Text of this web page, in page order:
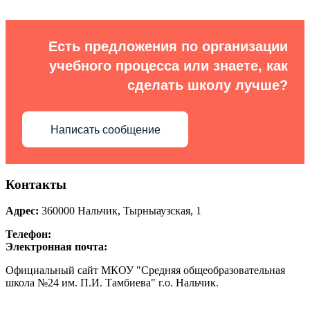
Есть предложения по организации
учебного процесса или знаете, как
сделать школу лучше?
Написать сообщение
Контакты
Адрес: 360000 Нальчик, Тырныаузская, 1
Телефон:
Электронная почта:
Официальный сайт МКОУ "Средняя общеобразовательная
школа №24 им. П.И. Тамбиева" г.о. Нальчик.